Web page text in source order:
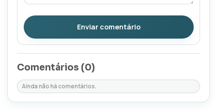
Enviar comentário
Comentários (0)
Ainda não há comentários.